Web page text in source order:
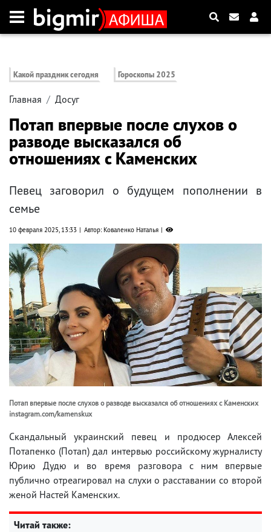
Какой праздник сегодня Гороскопы 2025
Главная Досуг
Потап впервые после слухов о
разводе высказался об
отношениях с Каменских
Певец заговорил о будущем пополнении в
семье
10 февраля 2025, 13:33 Автор: Коваленко Наталья
Потап впервые после слухов о разводе высказался об отношениях с Каменских
instagram.com/kamenskux
Скандальный украинский певец и продюсер Алексей
Потапенко (Потап) дал интервью российскому журналисту
Юрию Дудю и во время разговора с ним впервые
публично отреагировал на слухи о расставании со второй
женой Настей Каменских.
Читай также: